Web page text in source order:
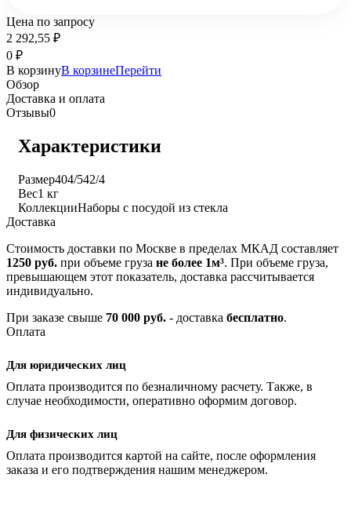
Цена по запросу
2 292,55 ₽
0 ₽
В корзинуВ корзинеПерейти
Обзор
Доставка и оплата
Отзывы0
Характеристики
Размер404/542/4
Вес1 кг
КоллекцииНаборы с посудой из стекла
Доставка
Стоимость доставки по Москве в пределах МКАД составляет
1250 руб. при объеме груза не более 1м³. При объеме груза,
превышающем этот показатель, доставка рассчитывается
индивидуально.
При заказе свыше 70 000 руб. - доставка бесплатно.
Оплата
Для юридических лиц
Оплата производится по безналичному расчету. Также, в
случае необходимости, оперативно оформим договор.
Для физических лиц
Оплата производится картой на сайте, после оформления
заказа и его подтверждения нашим менеджером.